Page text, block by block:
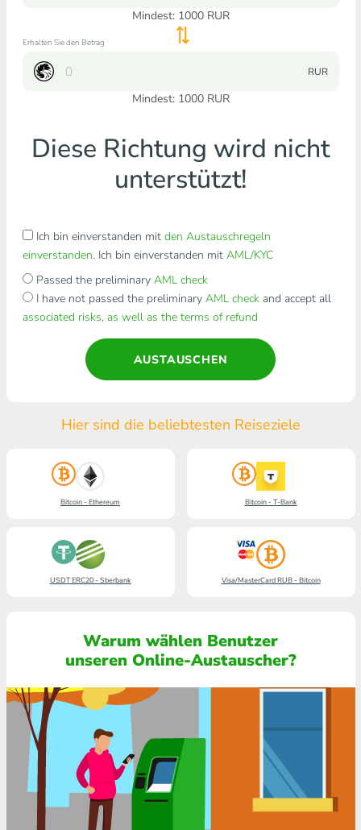
Mindest: 1000RUR
Erhalten Sie den Betrag
RUR
Mindest: 1000RUR
Diese Richtung wird nicht
unterstützt!
Ich bin einverstanden mit den Austauschregeln
einverstanden. Ich bin einverstanden mit AML/KYC
Passed the preliminary AML check
I have not passed the preliminary AML checkand accept all
associated risks, as well as the terms of refund
AUSTAUSCHEN
Hier sind die beliebtesten Reiseziele
Bitcoin - Ethereum Bitcoin - T-Bank
USDT ERC20 - Sberbank Visa/MasterCard RUB - Bitcoin
Warum wählen Benutzer
unseren Online-Austauscher?